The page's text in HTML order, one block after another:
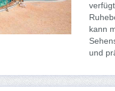
kann
und